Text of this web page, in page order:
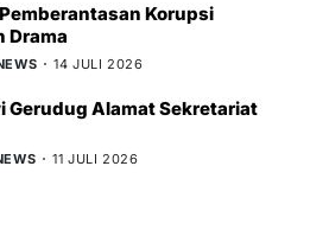
Korupsi
Drama
14 JULI 2026
Gerudug Alamat Sekretariat
11 JULI 2026